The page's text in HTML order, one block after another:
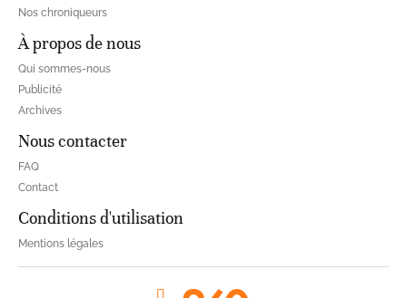
Nos chroniqueurs
À propos de nous
Qui sommes-nous
Publicité
Archives
Nous contacter
FAQ
Contact
Conditions d'utilisation
Mentions légales